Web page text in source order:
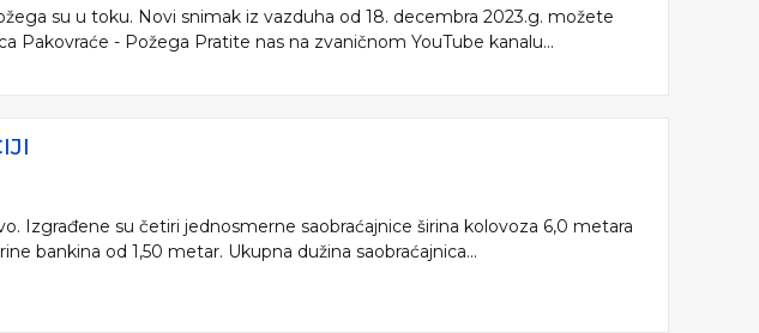
su u toku. Novi snimak iz vazduha od 18. decembra 2023.g. možete
Pakovraće - Požega Pratite nas na zvaničnom YouTube kanalu...
Izgrađene su četiri jednosmerne saobraćajnice širina kolovoza 6,0 metara
bankina od 1,50 metar. Ukupna dužina saobraćajnica...